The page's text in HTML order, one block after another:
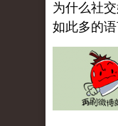
为什么社
如此多的